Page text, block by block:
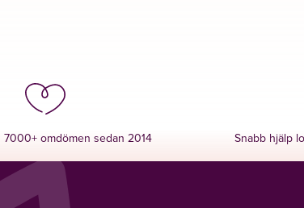
7000+ omdömen sedan 2014 Snabb hjälp